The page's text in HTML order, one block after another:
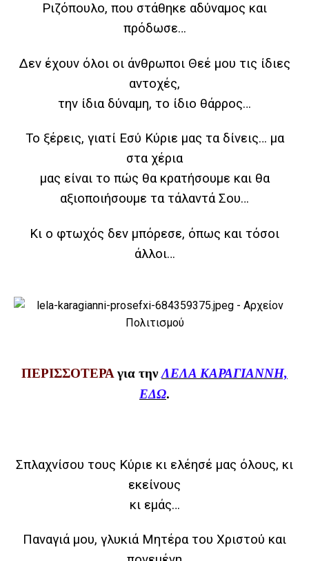
Ριζόπουλο, που στάθηκε αδύναμος και
πρόδωσε…
Δεν έχουν όλοι οι άνθρωποι Θεέ μου τις ίδιες
αντοχές,
την ίδια δύναμη, το ίδιο θάρρος…
Το ξέρεις, γιατί Εσύ Κύριε μας τα δίνεις… μα
στα χέρια
μας είναι το πώς θα κρατήσουμε και θα
αξιοποιήσουμε τα τάλαντά Σου…
Κι ο φτωχός δεν μπόρεσε, όπως και τόσοι
άλλοι…
ΠΕΡΙΣΣΟΤΕΡΑ για τηνΛΕΛΑ ΚΑΡΑΓΙΑΝΝΗ,
ΕΔΩ.
Σπλαχνίσου τους Κύριε κι ελέησέ μας όλους, κι
εκείνους
κι εμάς…
Παναγιά μου, γλυκιά Μητέρα του Χριστού και